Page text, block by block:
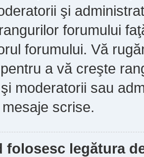
şi
forumului
forumului. Vă
a vă creşte
moderatorii sau
scrise.
folosesc legătura